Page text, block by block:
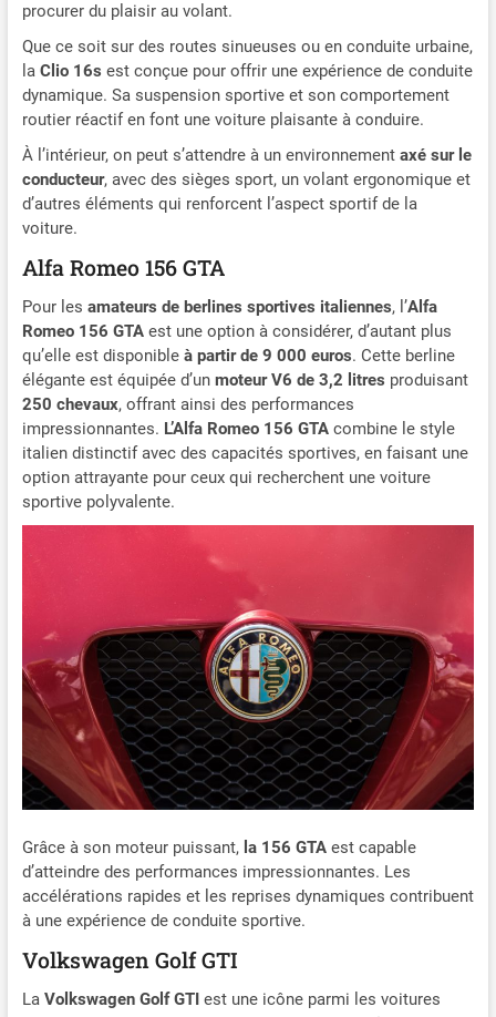
procurer du plaisir au volant.
Que ce soit sur des routes sinueuses ou en conduite urbaine,
laClio 16s est conçue pour offrir une expérience de conduite
dynamique. Sa suspension sportive et son comportement
routier réactif en font une voiture plaisante à conduire.
À l’intérieur, on peut s’attendre à un environnement axé sur le
conducteur, avec des sièges sport, un volant ergonomique et
d’autres éléments qui renforcent l’aspect sportif de la
voiture.
Alfa Romeo 156 GTA
Pour les amateurs de berlines sportives italiennes, l’Alfa
Romeo 156 GTAest une option à considérer, d’autant plus
qu’elle est disponible à partir de 9 000 euros. Cette berline
élégante est équipée d’un moteur V6 de 3,2 litres produisant
250 chevaux, offrant ainsi des performances
impressionnantes. L’Alfa Romeo 156 GTAcombine le style
italien distinctif avec des capacités sportives, en faisant une
option attrayante pour ceux qui recherchent une voiture
sportive polyvalente.
Grâce à son moteur puissant, la 156 GTAest capable
d’atteindre des performances impressionnantes. Les
accélérations rapides et les reprises dynamiques contribuent
à une expérience de conduite sportive.
Volkswagen Golf GTI
La Volkswagen Golf GTIest une icône parmi les voitures